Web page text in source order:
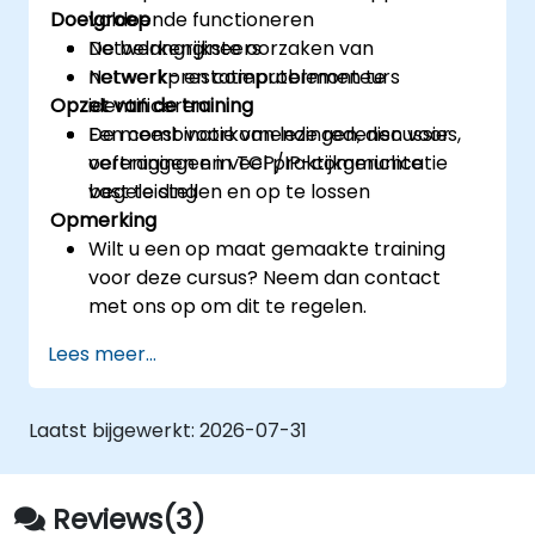
voldoende functioneren
De belangrijkste oorzaken van
netwerkprestatieproblemen te
identificeren
De meest voorkomende redenen voor
vertragingen in TCP/IP-communicatie
vast te stellen en op te lossen
Doelgroep
Netwerkengineers
Netwerk- en computermonteurs
Opzet van de training
Een combinatie van lezingen, discussies,
oefeningen en veel praktijkgerichte
begeleiding
Opmerking
Wilt u een op maat gemaakte training
voor deze cursus? Neem dan contact
met ons op om dit te regelen.
Lees meer...
Laatst bijgewerkt: 2026-07-31
Reviews(3)